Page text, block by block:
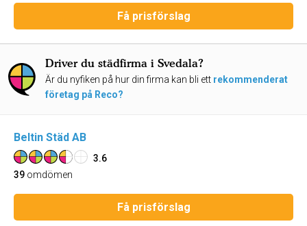
Få prisförslag
Driver du städfirma i Svedala?
Är du nyfiken på hur din firma kan bli ett rekommenderat
företag på Reco?
Beltin Städ AB
3.6
39 omdömen
Få prisförslag